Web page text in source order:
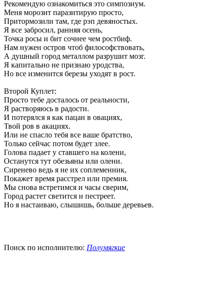
Рекомендую ознакомиться это симпозиум.
Меня морозит паразитирую просто,
Притормозили там, где рэп девяностых.
Я все забросил, ранняя осень,
Точка росы и бит сочнее чем ростбиф.
Нам нужен остров чтоб философствовать,
А душный город металлом разрушит мозг.
Я капитально не признаю уродства,
Но все изменится березы уходят в рост.
Второй Куплет:
Просто тебе досталось от реальности,
Я растворяюсь в радости.
И потерялся я как пацан в овациях,
Твой ров в акациях.
Или не спасло тебя все ваше братство,
Только сейчас потом будет злее.
Голова падает у ставшего на колени,
Останутся тут обезьяны или олени.
Сиренево ведь я не их соплеменник,
Покажет время расстрел или премия.
Мы снова встретимся и часы сверим,
Город растет светится и пестреет.
Но я настаиваю, слышишь, больше деревьев.
Поиск по исполнителю: Полумягкие